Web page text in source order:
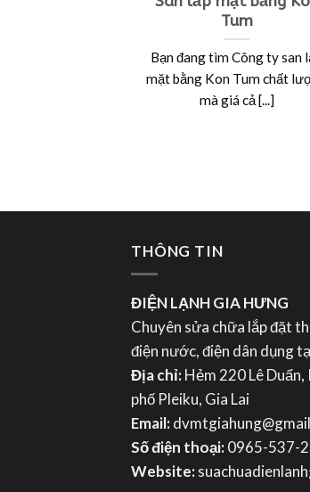
Tum
Bạn đang tìm Công ty san
mặt bằng Kon Tum chất
mà giá cả [...]
THÔNG TIN
ĐIỆN LẠNH GIA HƯNG
Chuyên sửa chữa lắp đặt
điện nước, điện dân dụng
Địa chỉ:Hẻm 220 Lê Duẩn,
phố Pleiku, Gia Lai
Email:
Số điện thoại:0965-537-
Website: